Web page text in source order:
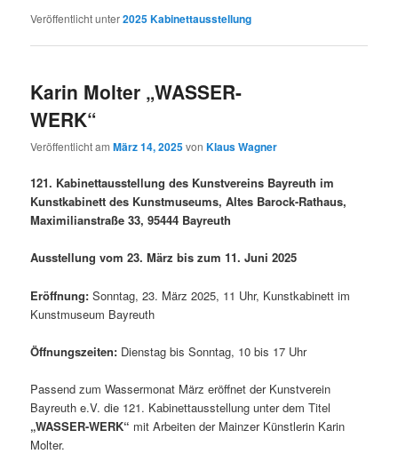
Veröffentlicht unter2025 Kabinettausstellung
Karin Molter „WASSER-
WERK“
Veröffentlicht amMärz 14, 2025vonKlaus Wagner
121. Kabinettausstellung des Kunstvereins Bayreuth im
Kunstkabinett des Kunstmuseums, Altes Barock-Rathaus,
Maximilianstraße 33, 95444 Bayreuth
Ausstellung vom 23. März bis zum 11. Juni 2025
Eröffnung: Sonntag, 23. März 2025, 11 Uhr, Kunstkabinett im
Kunstmuseum Bayreuth
Öffnungszeiten: Dienstag bis Sonntag, 10 bis 17 Uhr
Passend zum Wassermonat März eröffnet der Kunstverein
Bayreuth e.V. die 121. Kabinettausstellung unter dem Titel
„WASSER-WERK“ mit Arbeiten der Mainzer Künstlerin Karin
Molter.